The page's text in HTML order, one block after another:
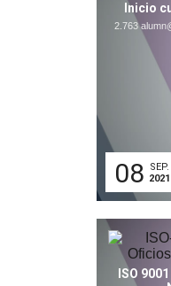
Inicio
2.763
08
SEP.
2021
ISO